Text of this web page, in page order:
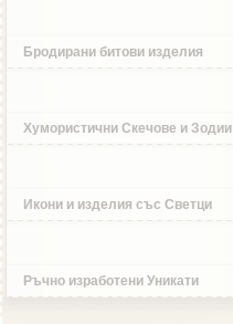
Бродирани битови изделия
Хумористични Скечове и Зодии
Икони и изделия със Светци
Ръчно изработени Уникати